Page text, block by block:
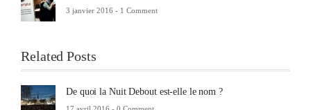
3 janvier 2016 - 1 Comment
Related Posts
De quoi la Nuit Debout est-elle le nom ?